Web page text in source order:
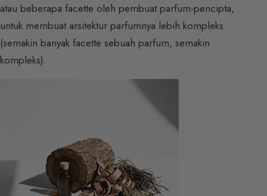
atau beberapa facette oleh pembuat parfum-pencipta,
untuk membuat arsitektur parfumnya lebih kompleks
(semakin banyak facette sebuah parfum, semakin
kompleks).